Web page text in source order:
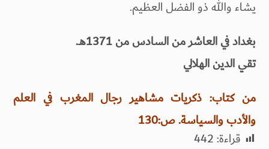
يشاء والله ذو الفضل العظيم.
بغداد في العاشر من السادس من 1371هـ.
تقي الدين الهلالي
من كتاب: ذكريات مشاهير رجال المغرب في العلم
والأدب والسياسة. ص:130
قراءة:442